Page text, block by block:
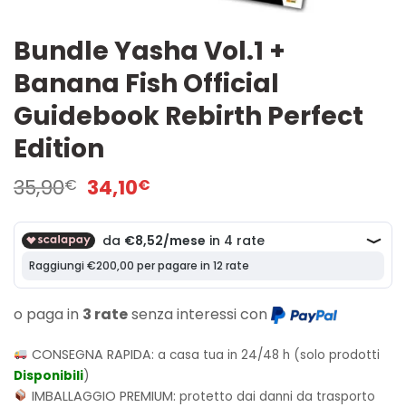
Bundle Yasha Vol.1 +
Banana Fish Official
Guidebook Rebirth Perfect
Edition
35,90€ Il
prezzo
originale
era:
35,90€.
34,10€
attuale
è:
34,10€.
o paga in 3 ratesenza interessi con
CONSEGNA RAPIDA:a casa tua in 24/48 h (solo prodotti
Disponibili)
IMBALLAGGIO PREMIUM:protetto dai danni da trasporto